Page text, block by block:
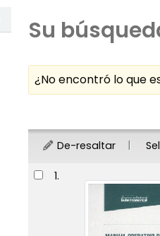
Su
¿No encontró lo que
De-resaltar
Resultados
1.